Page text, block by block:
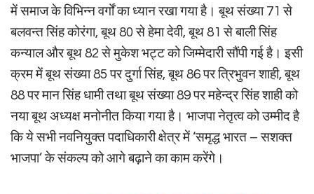
में समाज के विभिन्न वर्गों का ध्यान रखा गया है। बूथ संख्या 71 से
बलवन्त सिंह कोरंगा, बूथ 80 से हेमा देवी, बूथ 81 से बाली सिंह
कन्याल और बूथ 82 से मुकेश भट्ट को जिम्मेदारी सौंपी गई है। इसी
क्रम में बूथ संख्या 85 पर दुर्गा सिंह, बूथ 86 पर त्रिभुवन शाही, बूथ
88 पर मान सिंह धामी तथा बूथ संख्या 89 पर महेन्द्र सिंह शाही को
नया बूथ अध्यक्ष मनोनीत किया गया है। भाजपा नेतृत्व को उम्मीद है
कि ये सभी नवनियुक्त पदाधिकारी क्षेत्र में ‘समृद्ध भारत – सशक्त
भाजपा’ के संकल्प को आगे बढ़ाने का काम करेंगे।